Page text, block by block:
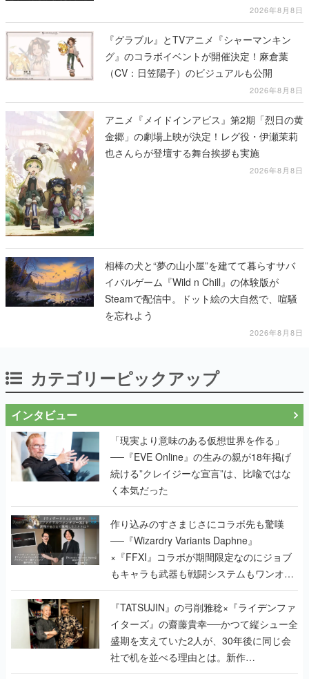
2026年8月8日
『グラブル』とTVアニメ『シャーマンキン
グ』のコラボイベントが開催決定！麻倉葉
（CV：日笠陽子）のビジュアルも公開
2026年8月8日
アニメ『メイドインアビス』第2期「烈日の黄
金郷」の劇場上映が決定！レグ役・伊瀬茉莉
也さんらが登壇する舞台挨拶も実施
2026年8月8日
相棒の犬と“夢の山小屋”を建てて暮らすサバ
イバルゲーム『Wild n Chill』の体験版が
Steamで配信中。ドット絵の大自然で、喧騒
を忘れよう
2026年8月8日
カテゴリーピックアップ
インタビュー
「現実より意味のある仮想世界を作る」
──『EVE Online』の生みの親が18年掲げ
続ける”クレイジーな宣言”は、比喩ではな
く本気だった
作り込みのすさまじさにコラボ先も驚嘆
──『Wizardry Variants Daphne』
×『FFXI』コラボが期間限定なのにジョブ
もキャラも武器も戦闘システムもワンオフ
で作り込まれた理由を両ディレクターに聞
く
『TATSUJIN』の弓削雅稔×『ライデンファ
イターズ』の齋藤貴幸──かつて縦シュー全
盛期を支えていた2人が、30年後に同じ会
社で机を並べる理由とは。新作
『TATSUJIN EXTREME』で初タッグを組